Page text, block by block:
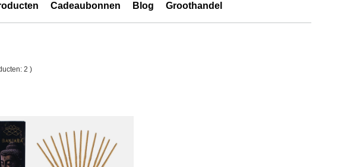
Cadeaubonnen Blog Groothandel
2 )